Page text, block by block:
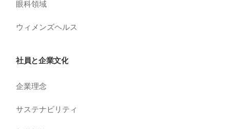
眼科領域
ウィメンズヘルス
社員と企業文化
企業理念
サステナビリティ